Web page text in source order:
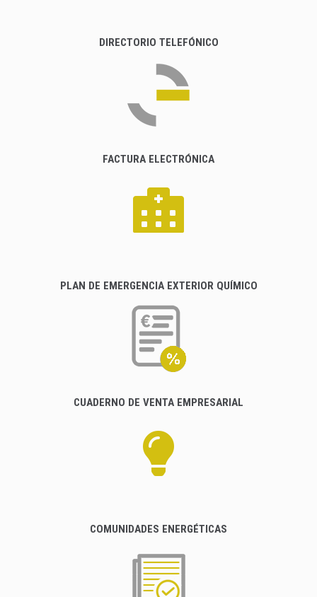
DIRECTORIO TELEFÓNICO
FACTURA ELECTRÓNICA
PLAN DE EMERGENCIA EXTERIOR QUÍMICO
CUADERNO DE VENTA EMPRESARIAL
COMUNIDADES ENERGÉTICAS